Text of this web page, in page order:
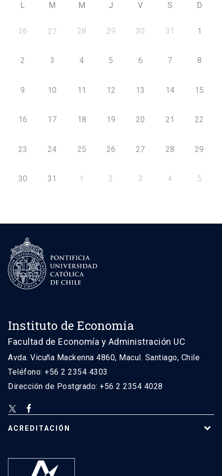
L M M J V S D
26 27 28 29 30 31 1
2 3 4 5 6 7 8
9 10 11 12 13 14 15
16 17 18 19 20 21 22
23 24 25 26 27 28 29
30 31 1 2 3 4 5
Instituto de Economía
Facultad de Economía y Administración UC
Avda. Vicuña Mackenna 4860, Macul. Santiago, Chile
Teléfono: +56 2 2354 4303
Dirección de Postgrado: +56 2 2354 4028
ACREDITACIÓN